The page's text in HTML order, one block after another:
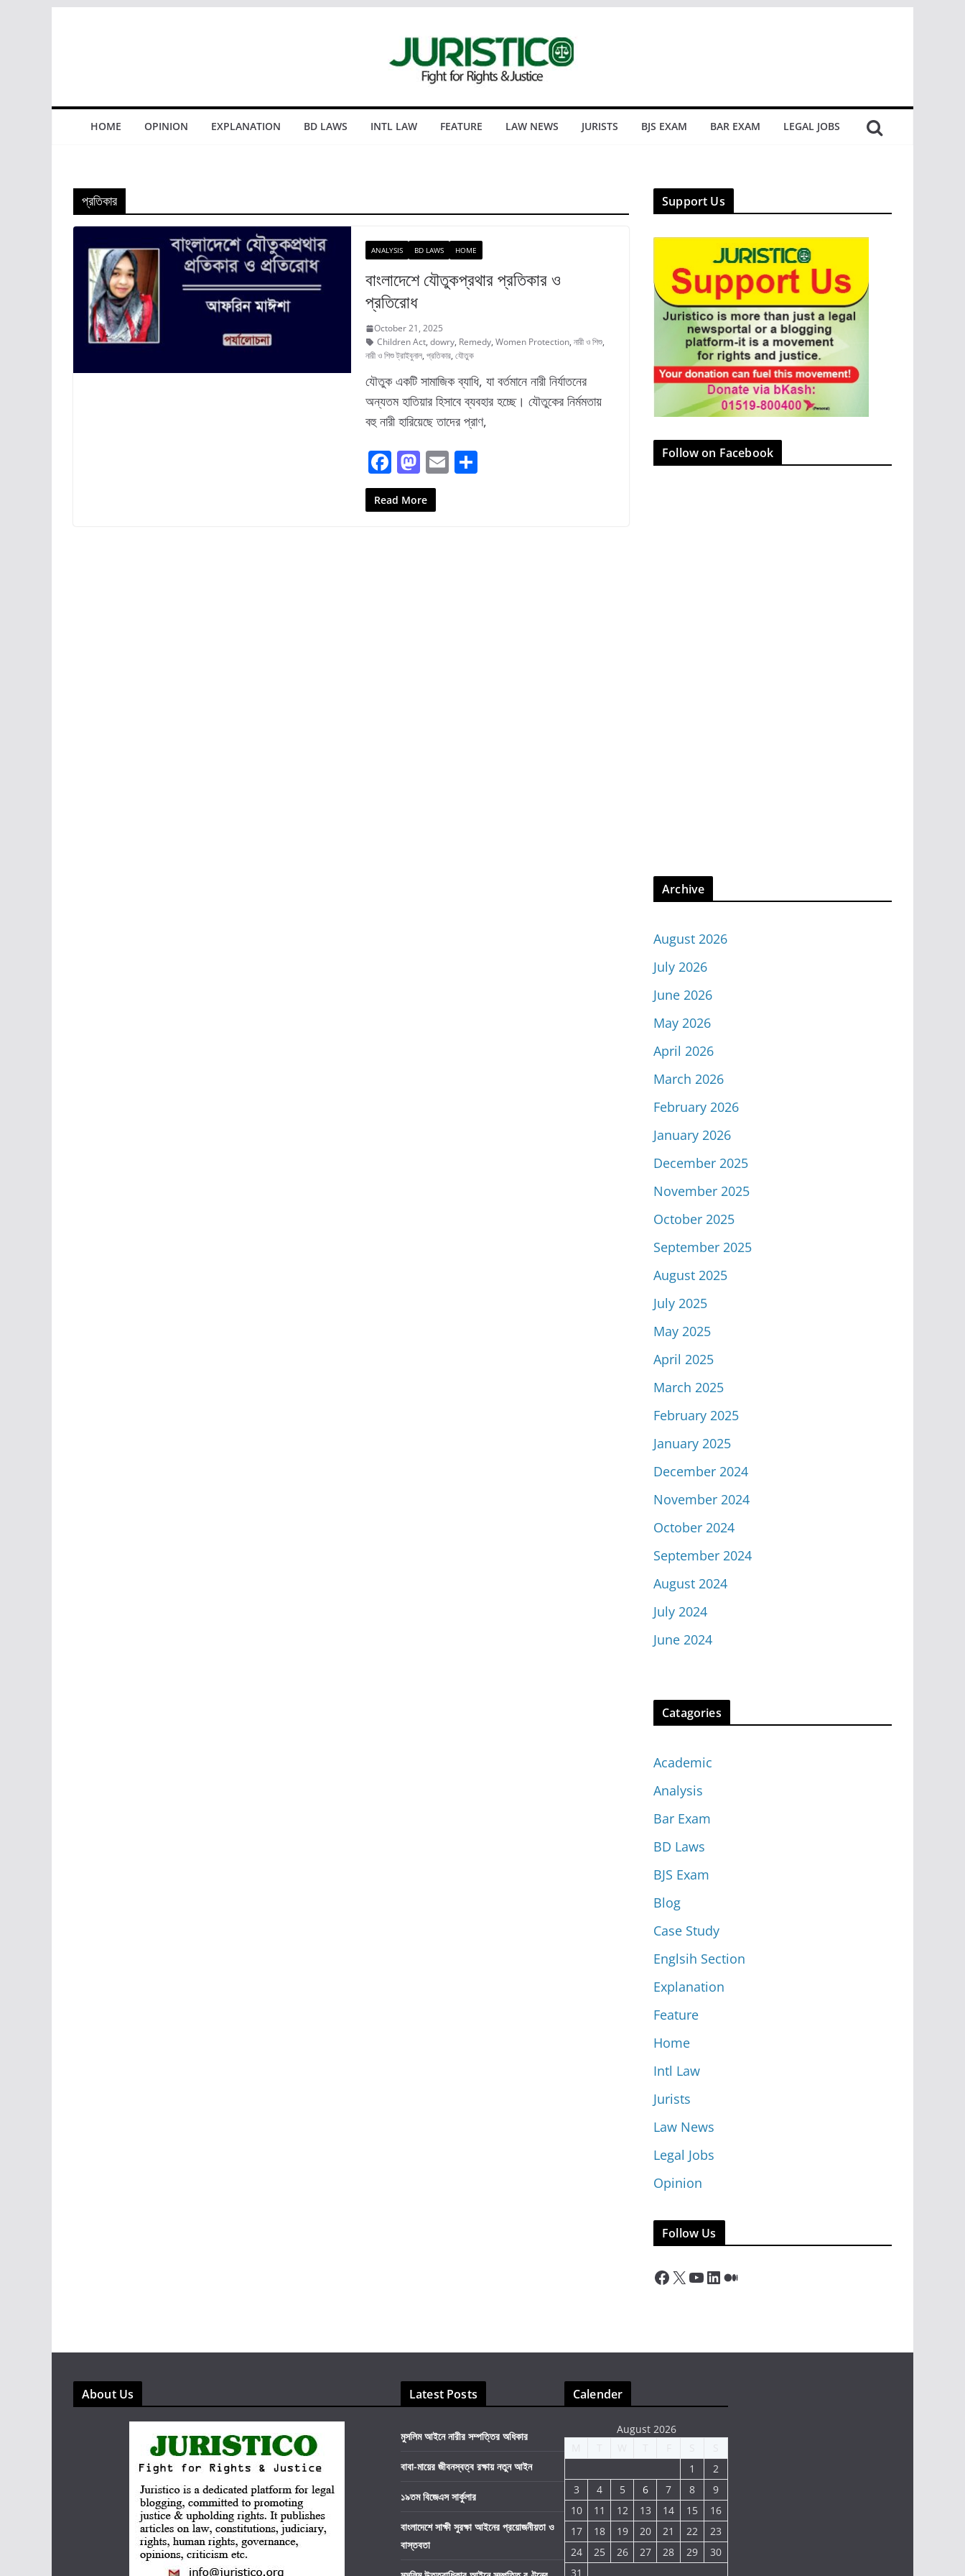
HOME OPINION EXPLANATION BD LAWS INTL LAW FEATURE LAW NEWS JURISTS BJS EXAM BAR EXAM LEGAL JOBS
প্রতিকার
ANALYSIS BD LAWS HOME
বাংলাদেশে যৌতুকপ্রথার প্রতিকার ও
প্রতিরোধ
October 21, 2025
Children Act,dowry, Remedy,Women Protection,নারী ও শিশু,
নারী ও শিশু ট্রাইবুনাল,প্রতিকার,যৌতুক
যৌতুক একটি সামাজিক ব্যাধি, যা বর্তমানে নারী নির্যাতনের
অন্যতম হাতিয়ার হিসাবে ব্যবহার হচ্ছে। যৌতুকের নির্মমতায়
বহু নারী হারিয়েছে তাদের প্রাণ,
F
a
c
M
a
st
E
Read More
Support Us
Follow on Facebook
Archive
August 2026
July 2026
June 2026
May 2026
April 2026
March 2026
February 2026
January 2026
December 2025
November 2025
October 2025
September 2025
August 2025
July 2025
May 2025
April 2025
March 2025
February 2025
January 2025
December 2024
November 2024
October 2024
September 2024
August 2024
July 2024
June 2024
Catagories
Academic
Analysis
Bar Exam
BD Laws
BJS Exam
Blog
Case Study
Englsih Section
Explanation
Feature
Home
Intl Law
Jurists
Law News
Legal Jobs
Opinion
Follow Us
Facebook X YouTube LinkedIn Medium
About Us Latest Posts
মুসলিম আইনে নারীর সম্পত্তির অধিকার
বাবা-মায়ের জীবনস্বত্ব রক্ষায় নতুন আইন
১৯তম বিজেএস সার্কুলার
বাংলাদেশে সাক্ষী সুরক্ষা আইনের প্রয়োজনীয়তা ও
বাস্তবতা
Calender
August 2026
1
2
3
4 5 6 7 8
9
10
11 12 13 14 15
16
17
18 19 20 21 22
23
24
25 26 27 28 29
30
31